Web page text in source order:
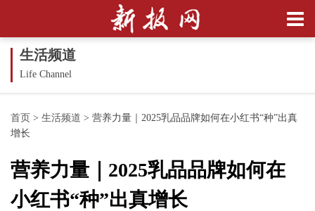
生活频道
Life Channel
首页 > 生活频道 > 营养力量｜2025乳品品牌如何在小红书“种”出真
增长
营养力量｜2025乳品品牌如何在
小红书“种”出真增长